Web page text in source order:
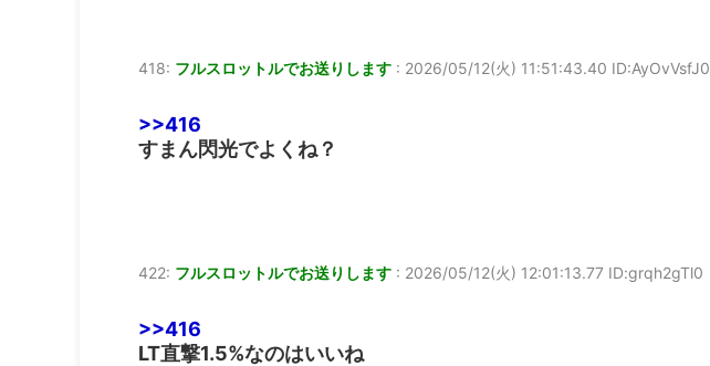
418: フルスロットルでお送りします : 2026/05/12(火) 11:51:43.40 ID:AyOvVsfJ0
>>416
すまん閃光でよくね？
422: フルスロットルでお送りします : 2026/05/12(火) 12:01:13.77 ID:grqh2gTl0
>>416
LT直撃1.5%なのはいいね